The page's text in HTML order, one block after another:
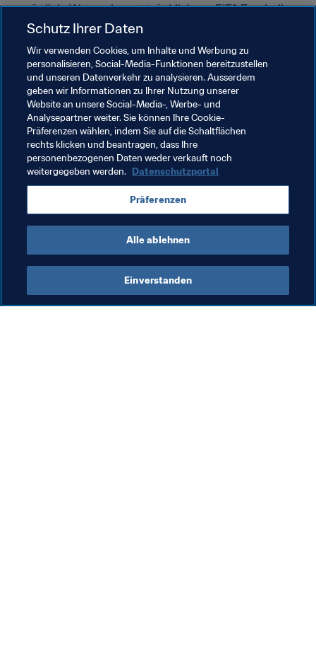
unmöglich. Wenn wir es tatsächlich zur FIFA Fussball-
Weltmeisterschaft Katar 2022™ schaffen, würden wir
damit einen lang gehegten Traum des libyschen Volkes
wahr machen."
Verwandte Themen
FIFA Fussball-Weltmeisterschaft Katar 2022™
CAF Libya
Schutz Ihrer Daten
Wir verwenden Cookies, um Inhalte und Werbung zu
personalisieren, Social-Media-Funktionen bereitzustellen
und unseren Datenverkehr zu analysieren. Ausserdem
geben wir Informationen zu Ihrer Nutzung unserer
Website an unsere Social-Media-, Werbe- und
Analysepartner weiter. Sie können Ihre Cookie-
Präferenzen wählen, indem Sie auf die Schaltflächen
rechts klicken und beantragen, dass Ihre
personenbezogenen Daten weder verkauft noch
weitergegeben werden. Datenschutzportal
Präferenzen
Alle ablehnen
Einverstanden